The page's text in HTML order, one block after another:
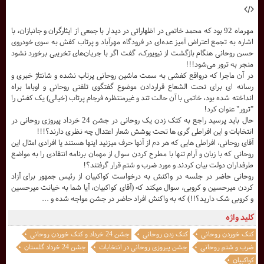
مهرماه 92 بود که محمد خاتمی در اظهاراتی در دیدار با جمعی از ایثارگران و جانبازان، با
اشاره به تجمع اعتراض آمیز عده‌ای در فرودگاه مهرآباد و پرتاب کفش به سوی خودروی
حسن روحانی هنگام بازگشت از نیویورک، گفت اگر با جریان‌های تخریبی برخورد نشود
منجر به ترور می‌شود!!!
در آن ماجرا که درواقع کفشی به سمت ماشین روحانی پرتاب نشده و شانتاژ خبری و
رسانه ای برای تحت الشعاع قراردادن موضوع گفتگوی تلفنی روحانی و اوباما براه
انداخته شده بود، خاتمی با آن حالت تند و غیرمنتظره فرجام پرتاب (خیالی) یک کفش را
"ترور" عنوان کرد!
حال باید پرسید راجع به کتک زدن یک روحانی در جشن 24 خرداد پیروزی روحانی در
انتخابات و این افراطی گری ها تحت پوشش شعار اعتدال چه نظری دارند؟!!!
آقای روحانی، افراطی هایی که هر دم از آنها حرف میزنید اینها هستند یا افرادی امثال این
روحانی که با زبان و آرام تنها با مطرح کردن سوال از مهمان برنامه انتقادی را به مواضع
طرفداران دولت بیان کردند و مورد ضرب و شتم قرار گرفتند؟!
روحانی حاضر در جلسه در واکنش به درخواست کواکبیان از رئیس جمهور برای آزاد
کردن میرحسین و کروبی، سوال میکند که (آقای کواکبیان، آیا شما به خیانت میرحسین
و کروبی شک دارید؟!!) که به واکنش افراد حاضر در جشن مواجه شده و ...
کلید واژه
کتک خوردن روحانی کتک زدن روحانی
جشن 24 خرداد و کتک خوردن روحانی
ضرب و شتم روحانی
جشن پیروزی روحانی در انتخابات
جشن 24 خرداد گلستان
کواکبیان